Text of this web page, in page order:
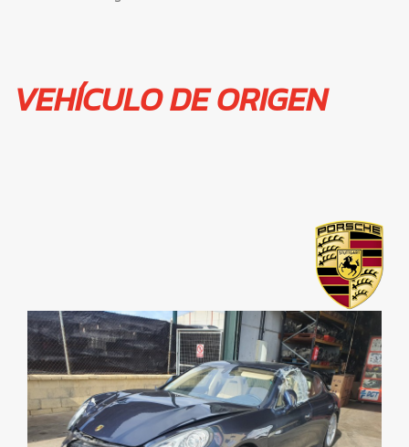
VEHÍCULO DE ORIGEN